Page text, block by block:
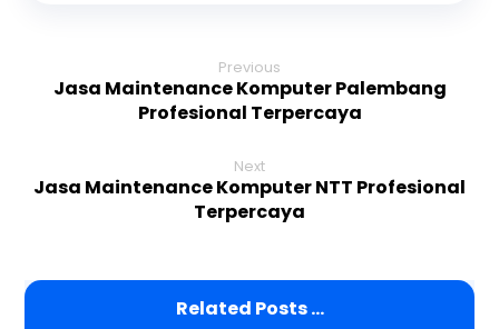
Previous
Jasa Maintenance Komputer Palembang
Profesional Terpercaya
Next
Jasa Maintenance Komputer NTT Profesional
Terpercaya
Related Posts ...